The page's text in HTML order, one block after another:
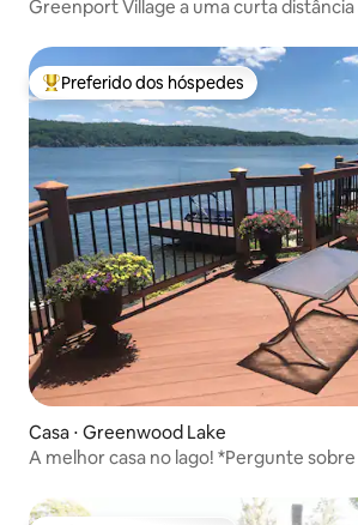
Greenport Village a uma curta
Entre os melhores preferidos dos
Preferido dos hóspedes
Casa ⋅ Greenwood Lake
A melhor casa no lago! *Pergunte